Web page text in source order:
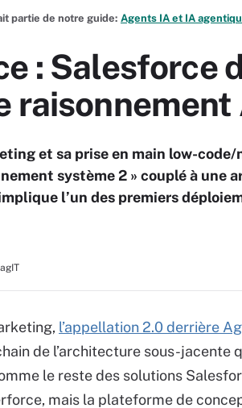
partie de notre guide: Agents IA et IA
: Salesforce
et sa prise en main low-
système 2 » couplé à une
l’un des premiers
l’appellation 2.0 derrière
de l’architecture sous-jacente
le reste des solutions
mais la plateforme de